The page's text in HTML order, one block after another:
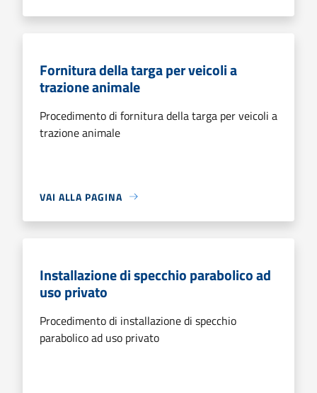
Fornitura della targa per veicoli a
trazione animale
Procedimento di fornitura della targa per veicoli a
trazione animale
VAI ALLA PAGINA
Installazione di specchio parabolico ad
uso privato
Procedimento di installazione di specchio
parabolico ad uso privato